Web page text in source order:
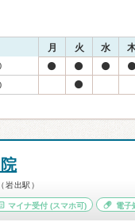
月 火 水
岩出駅）
マイナ受付(スマホ可) 電子